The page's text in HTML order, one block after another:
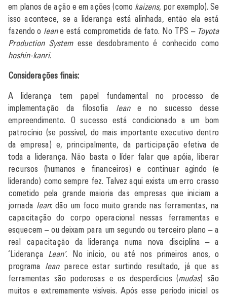
em planos de ação e em ações (como kaizens, por exemplo). Se
isso acontece, se a liderança está alinhada, então ela está
fazendo o leane está comprometida de fato. No TPS – Toyota
Production Systemesse desdobramento é conhecido como
hoshin-kanri.
Considerações finais:
A liderança tem papel fundamental no processo de
implementação da filosofia leane no sucesso desse
empreendimento. O sucesso está condicionado a um bom
patrocínio (se possível, do mais importante executivo dentro
da empresa) e, principalmente, da participação efetiva de
toda a liderança. Não basta o líder falar que apóia, liberar
recursos (humanos e financeiros) e continuar agindo (e
liderando) como sempre fez. Talvez aqui exista um erro crasso
cometido pela grande maioria das empresas que iniciam a
jornada lean: dão um foco muito grande nas ferramentas, na
capacitação do corpo operacional nessas ferramentas e
esquecem – ou deixam para um segundo ou terceiro plano – a
real capacitação da liderança numa nova disciplina – a
‘Liderança Lean’. No início, ou até nos primeiros anos, o
programa leanparece estar surtindo resultado, já que as
ferramentas são poderosas e os desperdícios (mudas) são
muitos e extremamente visíveis. Após esse período inicial os